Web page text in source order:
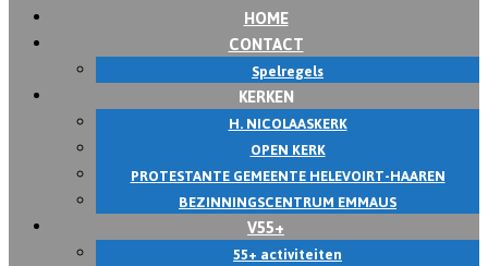
HOME
CONTACT
Spelregels
KERKEN
H. NICOLAASKERK
OPEN KERK
PROTESTANTE GEMEENTE HELEVOIRT-HAAREN
BEZINNINGSCENTRUM EMMAUS
V55+
55+ activiteiten